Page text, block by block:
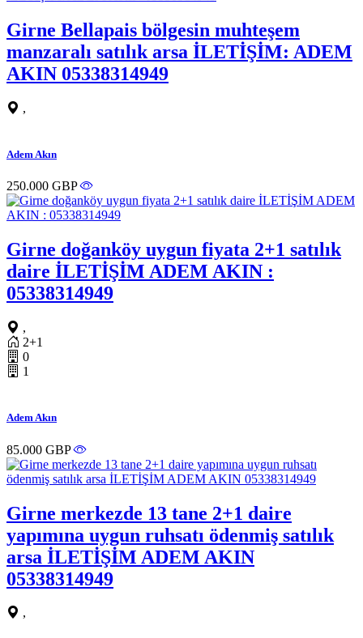
Girne Bellapais bölgesin muhteşem
manzaralı satılık arsa İLETİŞİM: ADEM
AKIN 05338314949
,
Adem Akın
250.000 GBP
Girne doğanköy uygun fiyata 2+1 satılık
daire İLETİŞİM ADEM AKIN :
05338314949
,
2+1
0
1
Adem Akın
85.000 GBP
Girne merkezde 13 tane 2+1 daire
yapımına uygun ruhsatı ödenmiş satılık
arsa İLETİŞİM ADEM AKIN
05338314949
,